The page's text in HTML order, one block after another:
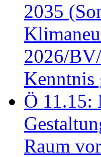
2035
2026/
Kenntnis
Ö 11.15:
Raum